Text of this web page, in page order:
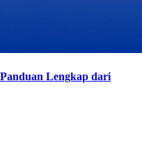
Lengkap dari